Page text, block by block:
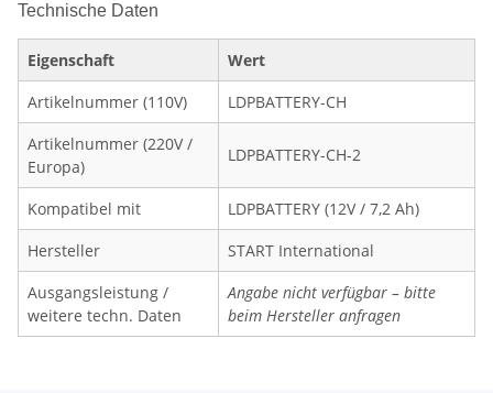
Technische Daten
Eigenschaft
Wert
Artikelnummer (110V)
LDPBATTERY-CH
Artikelnummer (220V /
Europa)
LDPBATTERY-CH-2
Kompatibel mit
LDPBATTERY (12V / 7,2 Ah)
Hersteller
START International
Ausgangsleistung /
weitere techn. Daten
Angabe nicht verfügbar – bitte
beim Hersteller anfragen